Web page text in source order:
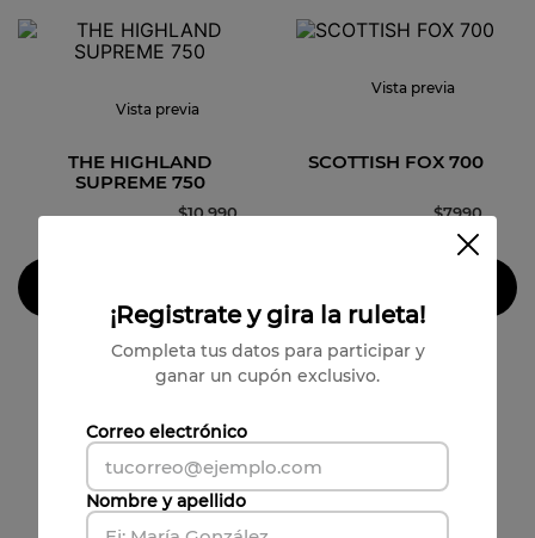
Vista previa
THE HIGHLAND
SUPREME 750
$10.990
Vista previa
SCOTTISH FOX 700
$7990
¡Registrate y gira la ruleta!
Completa tus datos para participar y
ganar un cupón exclusivo.
Correo electrónico
Nombre y apellido